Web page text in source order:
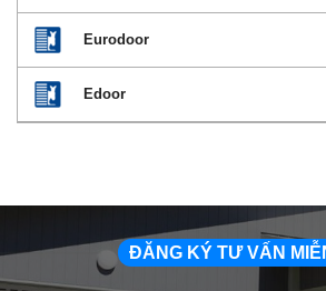
Eurodoor
Edoor
ĐĂNG KÝ TƯ VẤN